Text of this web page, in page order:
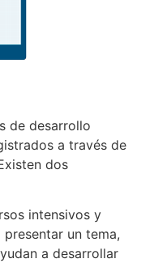
de desarrollo
a través de
dos
intensivos y
un tema,
a desarrollar